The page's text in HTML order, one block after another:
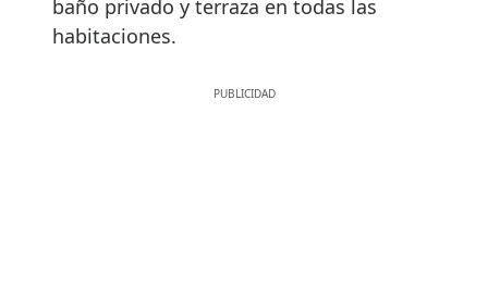
baño privado y terraza en todas las
habitaciones.